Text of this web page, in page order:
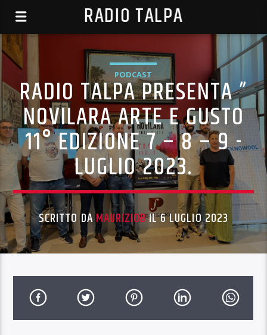
RADIO TALPA
PODCAST
RADIO TALPA PRESENTA ”
NOVILARA ARTE E GUSTO
11° EDIZIONE 7 – 8 – 9 -
LUGLIO 2023.
SCRITTO DAMAURIZIOBIL 6 LUGLIO 2023